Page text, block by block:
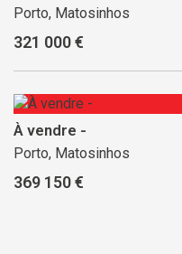
Porto, Matosinhos
321 000 €
À vendre -
Porto, Matosinhos
369 150 €